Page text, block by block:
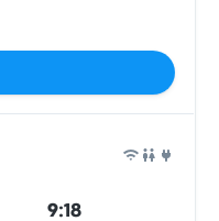
9:18